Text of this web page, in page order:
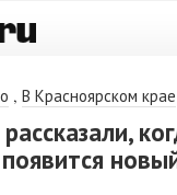
, В Красноярском крае